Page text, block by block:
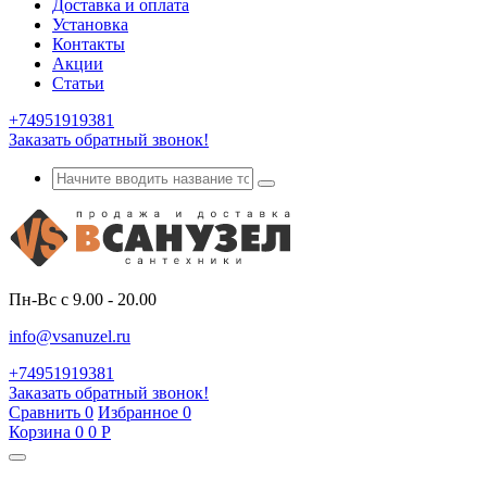
Доставка и оплата
Установка
Контакты
Акции
Статьи
+74951919381
Заказать обратный звонок!
Пн-Вс с 9.00 - 20.00
info@vsanuzel.ru
+74951919381
Заказать обратный звонок!
Сравнить 0 Избранное 0
Корзина 0 0 Р